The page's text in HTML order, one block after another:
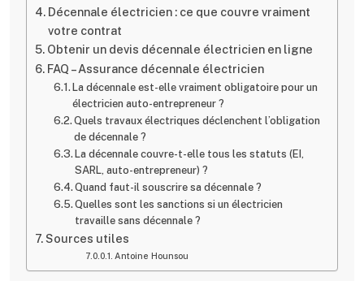
Décennale électricien : ce que couvre vraiment
votre contrat
Obtenir un devis décennale électricien en ligne
FAQ – Assurance décennale électricien
La décennale est-elle vraiment obligatoire pour un
électricien auto-entrepreneur ?
Quels travaux électriques déclenchent l’obligation
de décennale ?
La décennale couvre-t-elle tous les statuts (EI,
SARL, auto-entrepreneur) ?
Quand faut-il souscrire sa décennale ?
Quelles sont les sanctions si un électricien
travaille sans décennale ?
Sources utiles
Antoine Hounsou